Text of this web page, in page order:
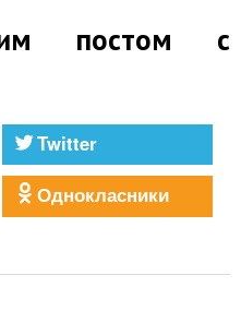
постом с
Twitter
Однокласники